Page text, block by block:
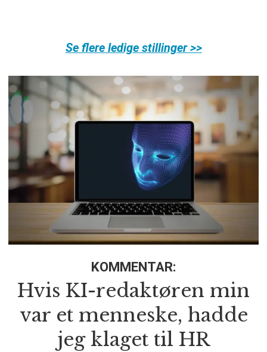
Se flere ledige stillinger >>
KOMMENTAR:
Hvis KI-redaktøren min
var et menneske, hadde
jeg klaget til HR